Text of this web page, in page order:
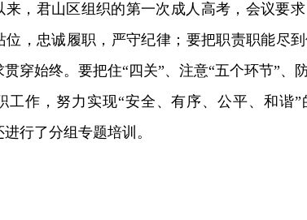
来，君山区组织的第一次成人高考，会议要
位，忠诚履职，严守纪律；要把职责职能尽
穿始终。要把住“四关”、注意“五个环节”、
工作，努力实现“安全、有序、公平、和谐
行了分组专题培训。